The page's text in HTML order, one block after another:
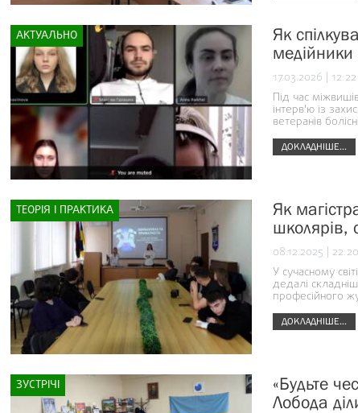
АКТУАЛЬНО
Як
медійники
17.03.2026 | 12:22
Під час
інтерв'ю із
ветеранів
ДОКЛАДНІШЕ...
ТЕОРІЯ І ПРАКТИКА
Як
школярів,
08.12.2025 | 22:20
У сучасному
дедалі
професійного
ДОКЛАДНІШЕ...
ЗУСТРІЧІ
«Будьте
Лобода